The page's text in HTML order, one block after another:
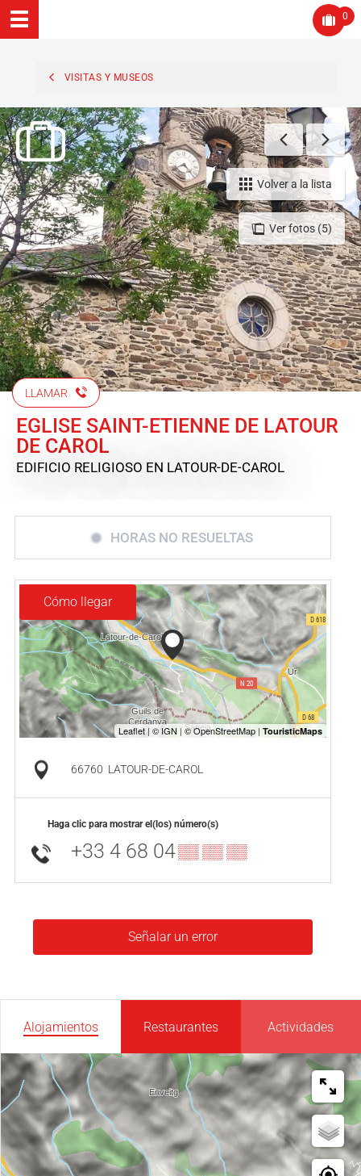
0
VISITAS Y MUSEOS
Ver fotos (5)
Volver a la lista
LLAMAR
EGLISE SAINT-ETIENNE DE LATOUR
DE CAROL
EDIFICIO RELIGIOSO EN LATOUR-DE-CAROL
HORAS NO RESUELTAS
Cómo llegar
66760 LATOUR-DE-CAROL
Haga clic para mostrar el(los) número(s)
+33 4 68 04▒▒ ▒▒ ▒▒
Señalar un error
Alojamientos Restaurantes Actividades